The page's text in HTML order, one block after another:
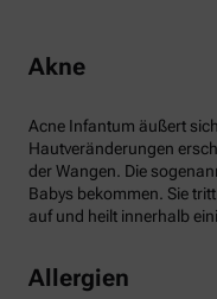
Akne
Acne Infantum äußert
Hautveränderungen
der Wangen. Die
Babys bekommen. Sie
auf und heilt innerhalb
Allergien